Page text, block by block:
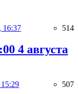
16:37 514
4 августа
15:29 507